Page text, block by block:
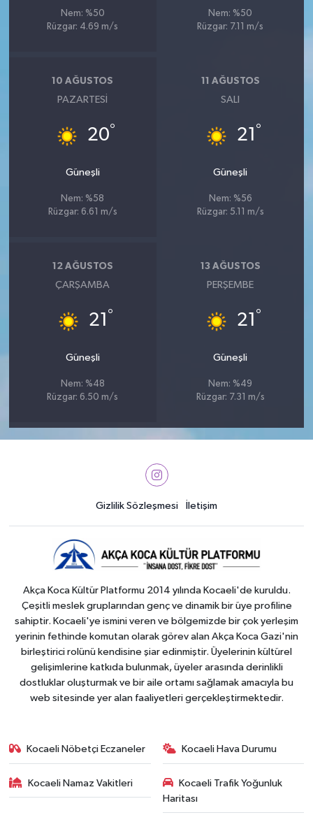
Nem: %50
Rüzgar: 4.69 m/s
Nem: %50
Rüzgar: 7.11 m/s
10 AĞUSTOS
PAZARTESI
20°
Güneşli
Nem: %58
Rüzgar: 6.61 m/s
11 AĞUSTOS
SALI
21 °
Güneşli
Nem: %56
Rüzgar: 5.11 m/s
12 AĞUSTOS
ÇARŞAMBA
21 °
Güneşli
Nem: %48
Rüzgar: 6.50 m/s
13 AĞUSTOS
PERŞEMBE
21 °
Güneşli
Nem: %49
Rüzgar: 7.31 m/s
Gizlilik Sözleşmesi İletişim
Akça Koca Kültür Platformu 2014 yılında Kocaeli'de kuruldu.
Çeşitli meslek gruplarından genç ve dinamik bir üye profiline
sahiptir. Kocaeli'ye ismini veren ve bölgemizde bir çok yerleşim
yerinin fethinde komutan olarak görev alan Akça Koca Gazi'nin
birleştirici rolünü kendisine şiar edinmiştir. Üyelerinin kültürel
gelişimlerine katkıda bulunmak, üyeler arasında derinlikli
dostluklar oluşturmak ve bir aile ortamı sağlamak amacıyla bu
web sitesinde yer alan faaliyetleri gerçekleştirmektedir.
Kocaeli Nöbetçi Eczaneler Kocaeli Hava Durumu
Kocaeli Namaz Vakitleri
Kocaeli Trafik Yoğunluk
Haritası